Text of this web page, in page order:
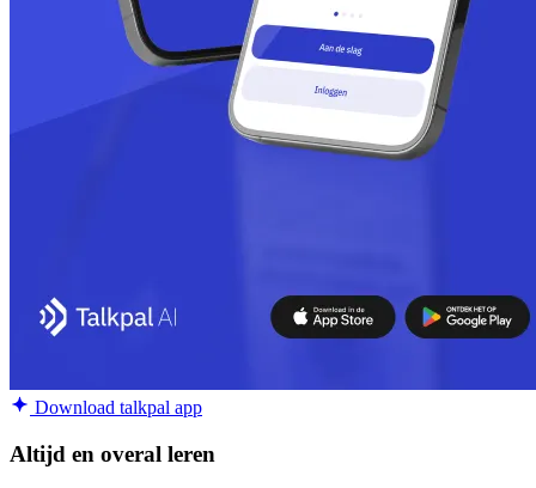
Download talkpal app
Altijd en overal leren